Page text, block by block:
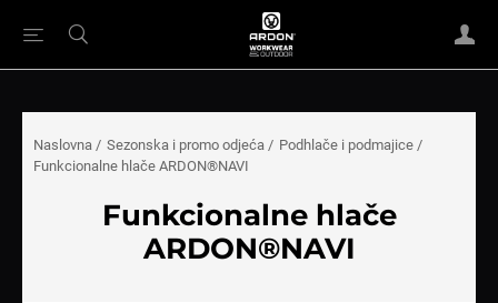
Naslovna / Sezonska i promo odjeća / Podhlače i podmajice /
Funkcionalne hlače ARDON®NAVI
Funkcionalne hlače
ARDON®NAVI